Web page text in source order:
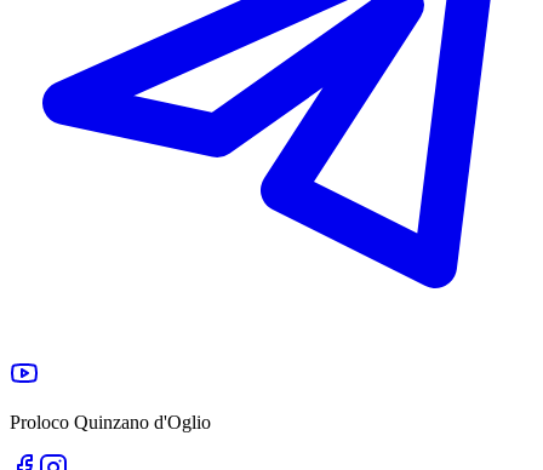
Proloco Quinzano d'Oglio